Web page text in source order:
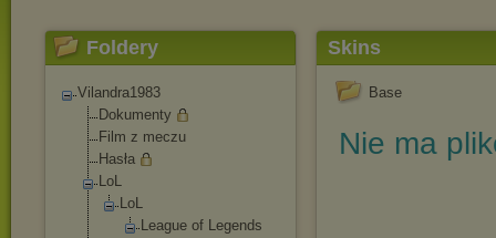
Foldery
Vilandra1983
Dokumenty
Film z meczu
Hasła
LoL
LoL
League of Legends
Skins
Base
Nie ma